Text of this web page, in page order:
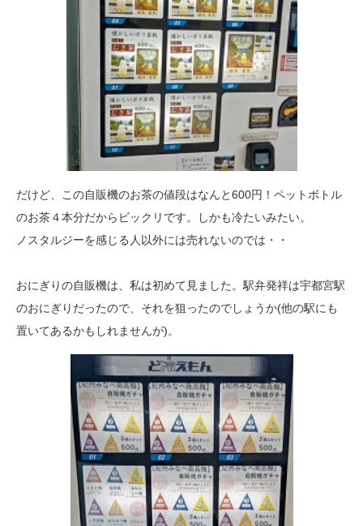
だけど、この自販機のお茶の値段はなんと600円！ペットボトル
のお茶４本分だからビックリです。しかも冷たいみたい。
ノスタルジーを感じる人以外には売れないのでは・・
おにぎりの自販機は、私は初めて見ました。駅弁発祥は宇都宮駅
のおにぎりだったので、それを狙ったのでしょうか(他の駅にも
置いてあるかもしれませんが)。